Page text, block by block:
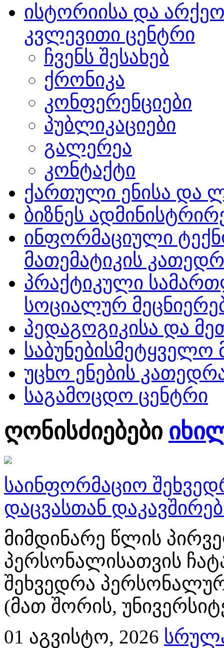
ისტორიისა და
კვლევითი ცენტრი
ჩვენს შესახებ
ქრონიკა
კონფერენციები
პუბლიკაციები
გალერეა
კონტაქტი
ქართული ენისა და
ბიზნეს
ინფორმაციული
მათემატიკის
პრაქტიკული
სოციალურ
პედაგოგიკისა და
უცხო ენების
საგამოცდო ცენტრი
ღონისძიებები
საინფორმაციო
დაცვასთან
მიმდინარე წლის
პერსონალისათვის
შეხვედრა
(მათ შორის,
01 აგვისტო, 2026